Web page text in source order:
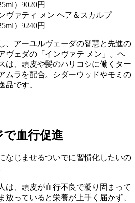
ヴァティ メン ヘア＆スカルプ
）9240円
、アーユルヴェーダの智慧と先進の
ヴェダの「インヴァテ メン」。ヘ
は、頭皮や髪のハリコシに働くター
ムラを配合。シダーウッドやモミの
品です。
血行促進
なじませるついでに習慣化したいの
は、頭皮が血行不良で凝り固まって
放っていると栄養が上手く届かず、